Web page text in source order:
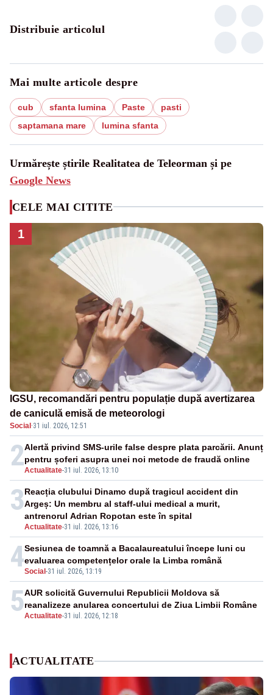
Distribuie articolul
Mai multe articole despre
cub sfanta lumina Paste
pasti
saptamana mare
lumina sfanta
Urmărește știrile Realitatea de Teleorman și pe
Google News
CELE MAI CITITE
1
IGSU, recomandări pentru populație după avertizarea
de caniculă emisă de meteorologi
Social ·31 iul. 2026, 12:51
2Actualitate-31 iul. 2026, 13:10
Alertă privind SMS-urile false despre plata parcării. Anunț
pentru șoferi asupra unei noi metode de fraudă online
3
Actualitate-31 iul. 2026, 13:16
Reacția clubului Dinamo după tragicul accident din
Argeș: Un membru al staff-ului medical a murit,
antrenorul Adrian Ropotan este în spital
4Social -31 iul. 2026, 13:19
Sesiunea de toamnă a Bacalaureatului începe luni cu
evaluarea competențelor orale la Limba română
5Actualitate-31 iul. 2026, 12:18
AUR solicită Guvernului Republicii Moldova să
reanalizeze anularea concertului de Ziua Limbii Române
ACTUALITATE